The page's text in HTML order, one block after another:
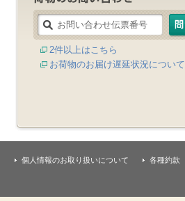
2件以上はこちら
お荷物のお届け遅延状況について
個人情報のお取り扱いについて 各種約款